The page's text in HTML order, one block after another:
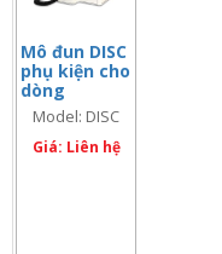
Mô đun DISC
phụ kiện cho
dòng
Pyroprobes
6000, Model:
DISC
Model: DISC
Giá: Liên hệ